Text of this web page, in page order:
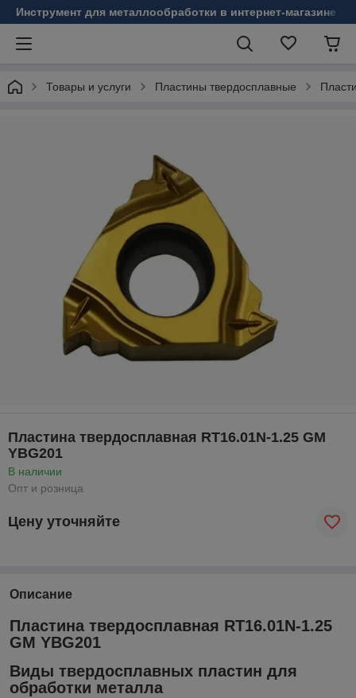
Инструмент для металлообработки в интернет-магазине
Товары и услуги Пластины твердосплавные
Пластина твердосплавная RT16.01N-1.25 GM
YBG201
В наличии
Опт и розница
Цену уточняйте
Описание
Пластина твердосплавная RT16.01N-1.25
GM YBG201
Виды твердосплавных пластин для
обработки металла